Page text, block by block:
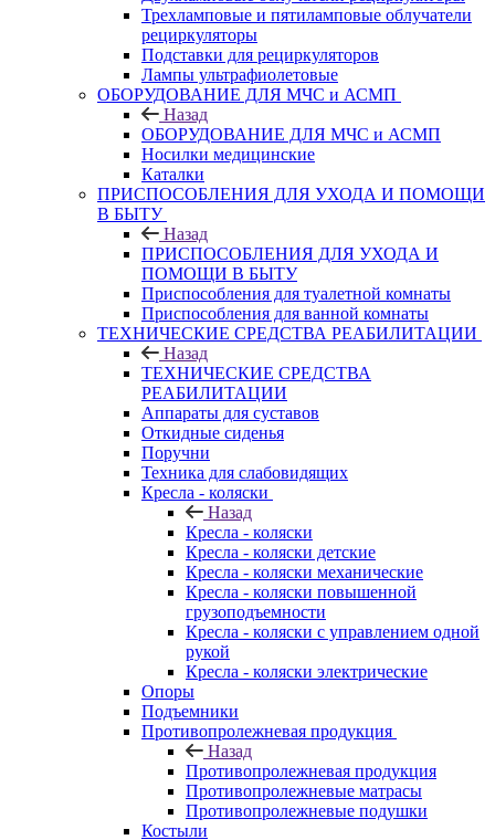
Трехламповые и пятиламповые облучатели
рециркуляторы
Подставки для рециркуляторов
Лампы ультрафиолетовые
ОБОРУДОВАНИЕ ДЛЯ МЧС и АСМП
Назад
ОБОРУДОВАНИЕ ДЛЯ МЧС и АСМП
Носилки медицинские
Каталки
ПРИСПОСОБЛЕНИЯ ДЛЯ УХОДА И ПОМОЩИ
В БЫТУ
Назад
ПРИСПОСОБЛЕНИЯ ДЛЯ УХОДА И
ПОМОЩИ В БЫТУ
Приспособления для туалетной комнаты
Приспособления для ванной комнаты
ТЕХНИЧЕСКИЕ СРЕДСТВА РЕАБИЛИТАЦИИ
Назад
ТЕХНИЧЕСКИЕ СРЕДСТВА
РЕАБИЛИТАЦИИ
Аппараты для суставов
Откидные сиденья
Поручни
Техника для слабовидящих
Кресла - коляски
Назад
Кресла - коляски
Кресла - коляски детские
Кресла - коляски механические
Кресла - коляски повышенной
грузоподъемности
Кресла - коляски с управлением одной
рукой
Кресла - коляски электрические
Опоры
Подъемники
Противопролежневая продукция
Назад
Противопролежневая продукция
Противопролежневые матрасы
Противопролежневые подушки
Костыли